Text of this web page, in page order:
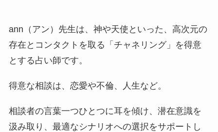
ann（アン）先生は、神や天使といった、高次元の
存在とコンタクトを取る「チャネリング」を得意
とする占い師です。
得意な相談は、恋愛や不倫、人生など。
相談者の言葉一つひとつに耳を傾け、潜在意識を
汲み取り、最適なシナリオへの選択をサポートし